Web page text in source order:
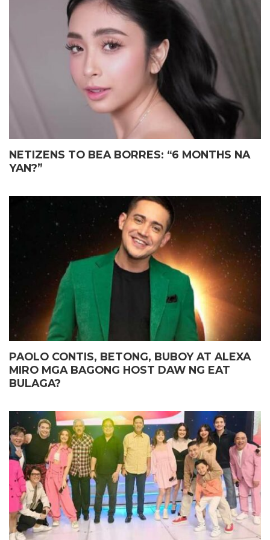
NETIZENS TO BEA BORRES: “6 MONTHS NA
YAN?”
PAOLO CONTIS, BETONG, BUBOY AT ALEXA
MIRO MGA BAGONG HOST DAW NG EAT
BULAGA?